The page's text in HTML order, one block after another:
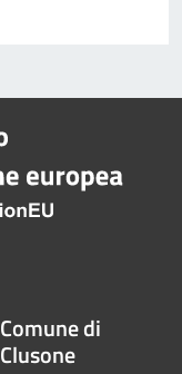
Comune di
Clusone